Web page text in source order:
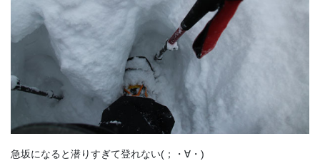
急坂になると潜りすぎて登れない(；・∀・)